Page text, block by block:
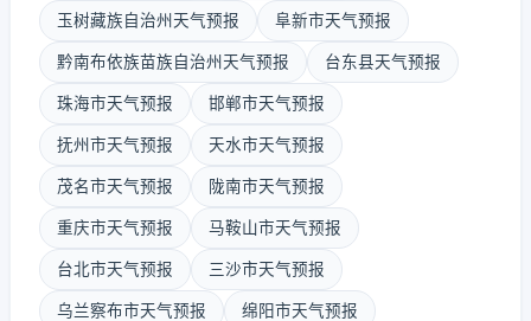
玉树藏族自治州天气预报 阜新市天气预报
黔南布依族苗族自治州天气预报 台东县天气预报
珠海市天气预报 邯郸市天气预报
抚州市天气预报 天水市天气预报
茂名市天气预报 陇南市天气预报
重庆市天气预报 马鞍山市天气预报
台北市天气预报 三沙市天气预报
乌兰察布市天气预报 绵阳市天气预报